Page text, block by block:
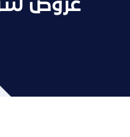
عروض